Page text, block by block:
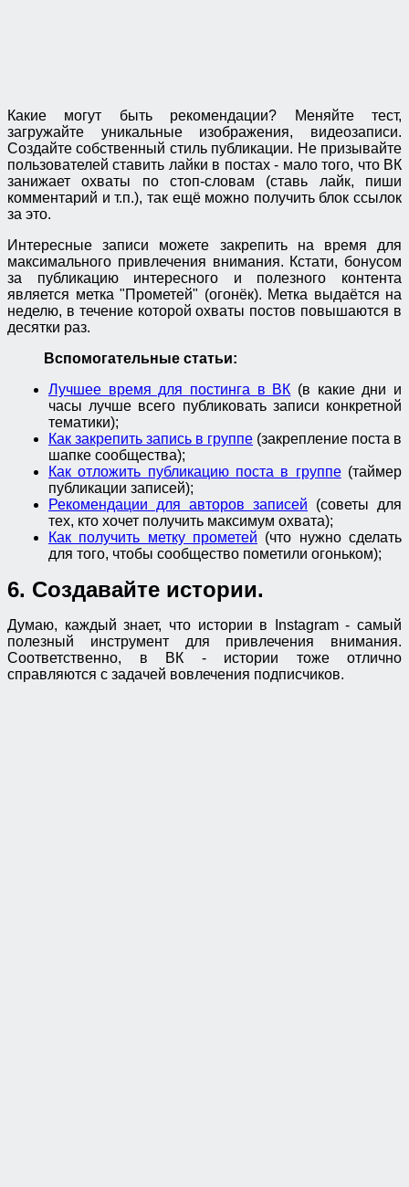
Какие могут быть рекомендации? Меняйте тест,
загружайте уникальные изображения, видеозаписи.
Создайте собственный стиль публикации. Не призывайте
пользователей ставить лайки в постах - мало того, что ВК
занижает охваты по стоп-словам (ставь лайк, пиши
комментарий и т.п.), так ещё можно получить блок ссылок
за это.
Интересные записи можете закрепить на время для
максимального привлечения внимания. Кстати, бонусом
за публикацию интересного и полезного контента
является метка "Прометей" (огонёк). Метка выдаётся на
неделю, в течение которой охваты постов повышаются в
десятки раз.
Вспомогательные статьи:
Лучшее время для постинга в ВК (в какие дни и
часы лучше всего публиковать записи конкретной
тематики);
Как закрепить запись в группе (закрепление поста в
шапке сообщества);
Как отложить публикацию поста в группе(таймер
публикации записей);
Рекомендации для авторов записей (советы для
тех, кто хочет получить максимум охвата);
Как получить метку прометей (что нужно сделать
для того, чтобы сообщество пометили огоньком);
6. Создавайте истории.
Думаю, каждый знает, что истории в Instagram - самый
полезный инструмент для привлечения внимания.
Соответственно, в ВК - истории тоже отлично
справляются с задачей вовлечения подписчиков.